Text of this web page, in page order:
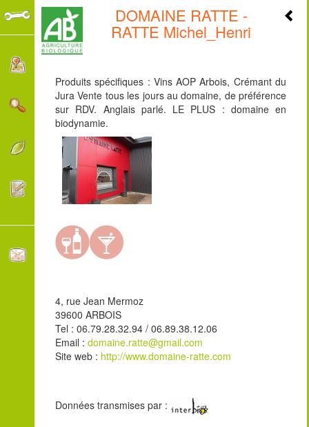
DOMAINE RATTE -
RATTE Michel_Henri
Produits spécifiques : Vins AOP Arbois, Crémant du
Jura Vente tous les jours au domaine, de préférence
sur RDV. Anglais parlé. LE PLUS : domaine en
biodynamie.
4, rue Jean Mermoz
39600 ARBOIS
Tel : 06.79.28.32.94 / 06.89.38.12.06
Email : domaine.ratte@gmail.com
Site web : http://www.domaine-ratte.com
Données transmises par :
+